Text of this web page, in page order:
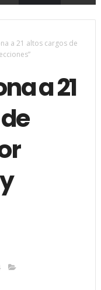
a 21 altos cargos de
a 21